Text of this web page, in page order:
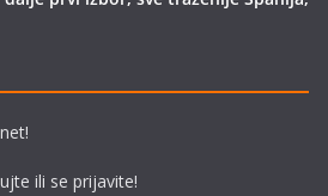
ili se prijavite!